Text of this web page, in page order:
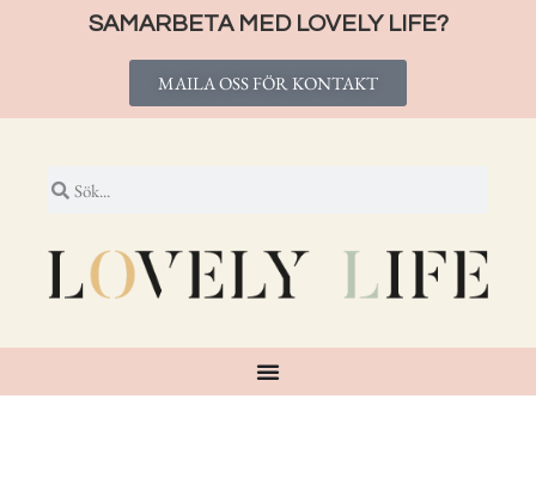
SAMARBETA MED LOVELY LIFE?
MAILA OSS FÖR KONTAKT